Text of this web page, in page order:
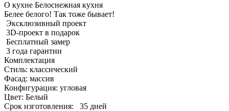
О кухне Белоснежная кухня
Белее белого! Так тоже бывает!
Эксклюзивный проект
3D-проект в подарок
Бесплатный замер
3 года гарантии
Комплектация
Стиль: классический
Фасад: массив
Конфигурация: угловая
Цвет: Белый
Срок изготовления:
35 дней